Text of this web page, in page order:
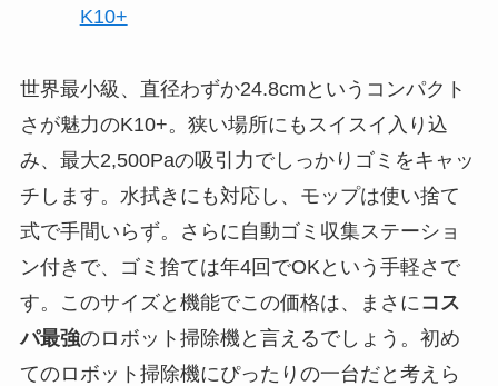
K10+
世界最小級、直径わずか24.8cmというコンパクト
さが魅力のK10+。狭い場所にもスイスイ入り込
み、最大2,500Paの吸引力でしっかりゴミをキャッ
チします。水拭きにも対応し、モップは使い捨て
式で手間いらず。さらに自動ゴミ収集ステーショ
ン付きで、ゴミ捨ては年4回でOKという手軽さで
す。このサイズと機能でこの価格は、まさに コス
パ最強のロボット掃除機と言えるでしょう。初め
てのロボット掃除機にぴったりの一台だと考えら